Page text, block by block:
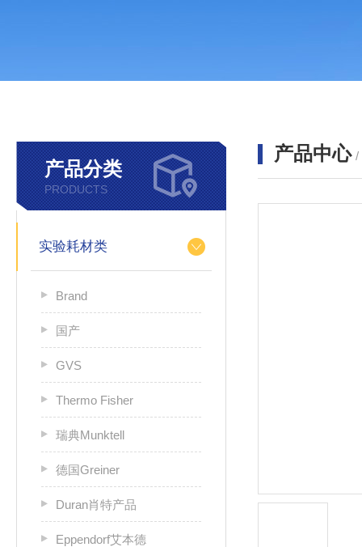
产品分类
PRODUCTS
实验耗材类
Brand
国产
GVS
Thermo Fisher
瑞典Munktell
德国Greiner
Duran肖特产品
Eppendorf艾本德
产品中心 /